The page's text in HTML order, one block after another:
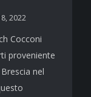
2022
Cocconi
proveniente
nel